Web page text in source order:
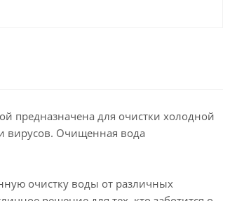
предназначена для очистки холодной
вирусов. Очищенная вода
очистку воды от различных